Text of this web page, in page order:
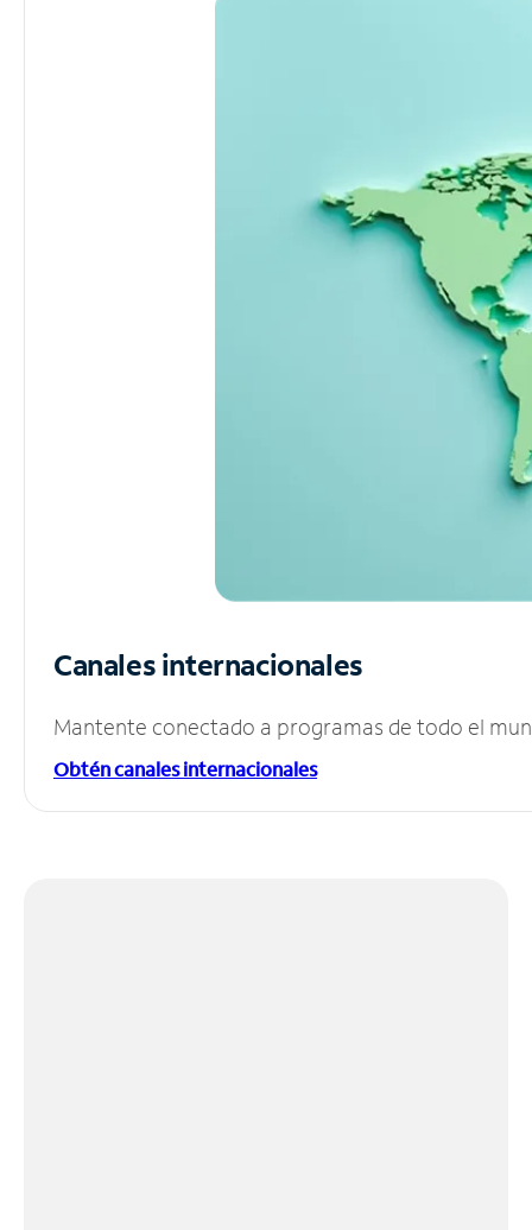
Canales internacionales
Mantente conectado a programas de todo el
Obtén canales internacionales